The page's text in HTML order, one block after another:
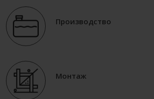
Производство
Монтаж